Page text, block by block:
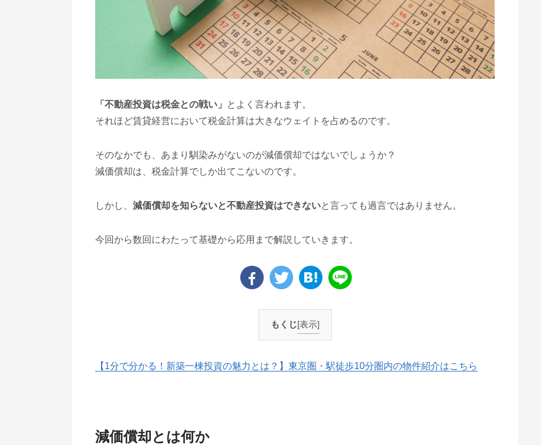
「不動産投資は税金との戦い」
とよく言われます。
それほど賃貸経営において税金計算は大きなウェイトを占めるのです。
そのなかでも、あまり馴染みがないのが減価償却ではないでしょうか？
減価償却は、税金計算でしか出てこないのです。
しかし、 減価償却を知らないと不動産投資はできないと言っても過言ではありません。
今回から数回にわたって基礎から応用まで解説していきます。
もくじ[表示]
【1分で分かる！新築一棟投資の魅力とは？】東京圏・駅徒歩10分圏内の物件紹介はこちら
減価償却とは何か